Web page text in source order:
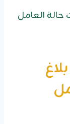
حالة العامل